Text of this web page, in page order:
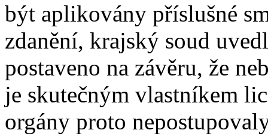
být aplikovány příslušné
zdanění, krajský soud
postaveno na závěru, že
je skutečným vlastníkem
orgány proto